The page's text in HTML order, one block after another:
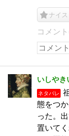
ナイス
コメン
いしやき
ネタバレ
態をつ
った。
置いて